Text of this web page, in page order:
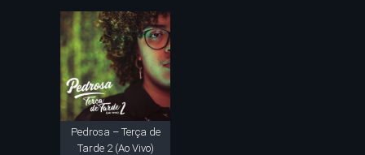
Pedrosa – Terça de
Tarde 2 (Ao Vivo)